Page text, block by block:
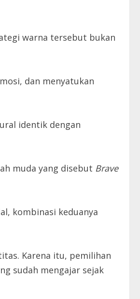
warna tersebut bukan
dan menyatukan
identik dengan
muda yang disebut Brave
kombinasi keduanya
Karena itu, pemilihan
sudah mengajar sejak